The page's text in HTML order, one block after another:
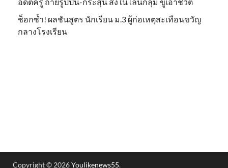
ช็อกซ้ำ! ผลชันสูตร นักเรียน ม.3 ผู้ก่อเหตุสะเทือนขวัญ
กลางโรงเรียน
Copyright © 2026Youlikenews55.